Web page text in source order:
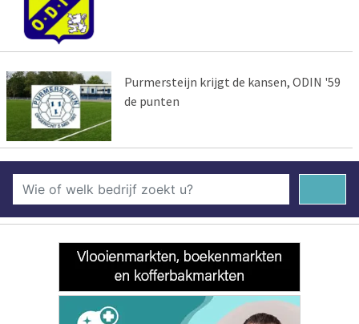
Purmersteijn krijgt de kansen, ODIN '59
de punten